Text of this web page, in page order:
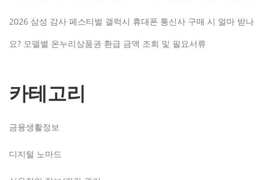
2026 삼성 감사 페스티벌 갤럭시 휴대폰 통신사 구매 시 얼마 받나
요? 모델별 온누리상품권 환급 금액 조회 및 필요서류
카테고리
금융생활정보
디지털 노마드